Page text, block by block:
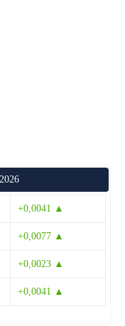
+0,0041 ▲
+0,0077 ▲
+0,0023 ▲
+0,0041 ▲